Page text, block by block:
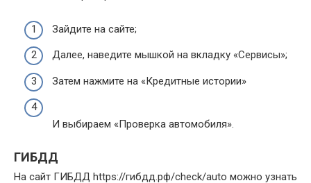
Зайдите на сайте;
Далее, наведите мышкой на вкладку «Сервисы»;
Затем нажмите на «Кредитные истории»
И выбираем «Проверка автомобиля».
ГИБДД
На сайт ГИБДД https://гибдд.рф/check/auto можно узнать